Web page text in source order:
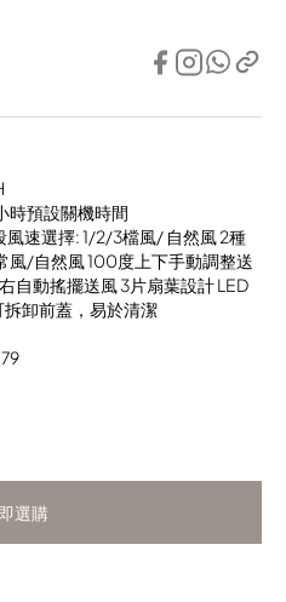
預設關機時間
風速選擇: 1/2/3檔風/ 自然風 2種
風/自然風 100度上下手動調整送
自動搖擺送風 3片扇葉設計 LED
拆卸前蓋，易於清潔
選購
選購